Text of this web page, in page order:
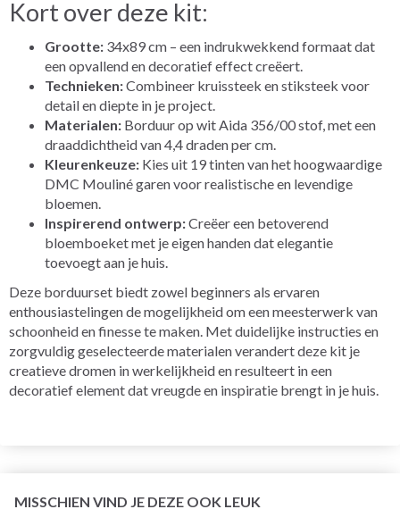
Kort over deze kit:
Grootte: 34x89 cm – een indrukwekkend formaat dat
een opvallend en decoratief effect creëert.
Technieken:Combineer kruissteek en stiksteek voor
detail en diepte in je project.
Materialen: Borduur op wit Aida 356/00 stof, met een
draaddichtheid van 4,4 draden per cm.
Kleurenkeuze: Kies uit 19 tinten van het hoogwaardige
DMC Mouliné garen voor realistische en levendige
bloemen.
Inspirerend ontwerp:Creëer een betoverend
bloemboeket met je eigen handen dat elegantie
toevoegt aan je huis.
Deze borduurset biedt zowel beginners als ervaren
enthousiastelingen de mogelijkheid om een meesterwerk van
schoonheid en finesse te maken. Met duidelijke instructies en
zorgvuldig geselecteerde materialen verandert deze kit je
creatieve dromen in werkelijkheid en resulteert in een
decoratief element dat vreugde en inspiratie brengt in je huis.
MISSCHIEN VIND JE DEZE OOK LEUK